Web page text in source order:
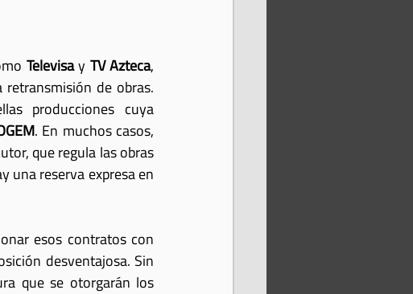
Televisa y TV Azteca,
de obras.
producciones cuya
. En muchos casos,
que regula las obras
una reserva expresa en
esos contratos con
desventajosa. Sin
que se otorgarán los